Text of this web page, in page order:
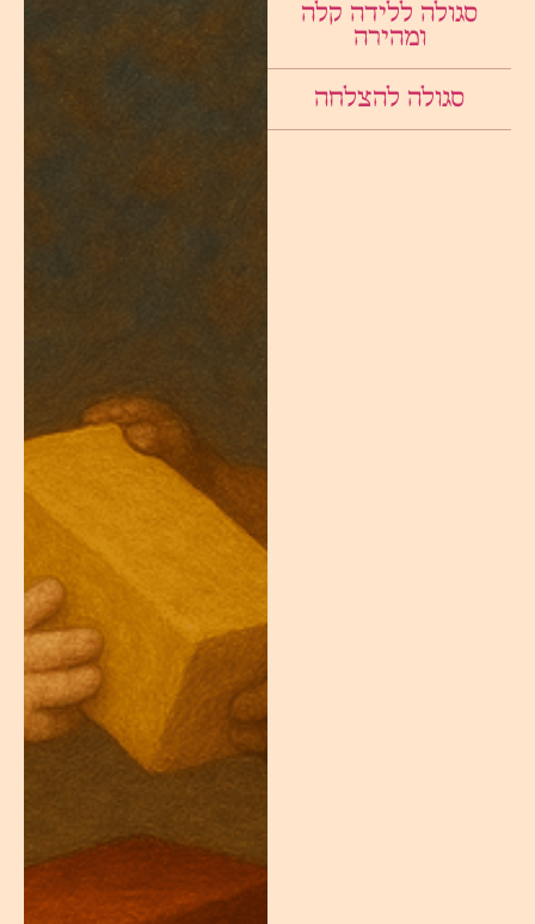
סגולה ללידה קלה
ומהירה
סגולה להצלחה